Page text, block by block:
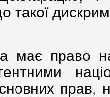
такої
має право
прав,